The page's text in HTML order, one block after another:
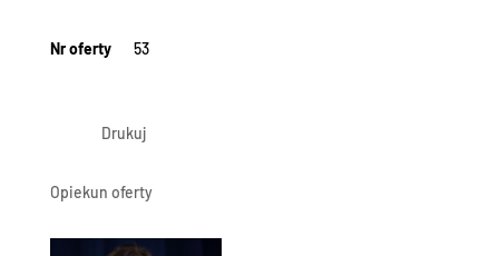
Nr oferty 53
Drukuj
Opiekun oferty